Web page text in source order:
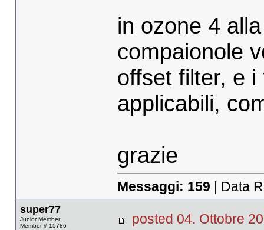
in ozone 4
compaionole
offset filter, e
applicabili,
grazie
Messaggi: 159 | Data
super77
Junior Member
Member # 15786
posted 04. Ottobre